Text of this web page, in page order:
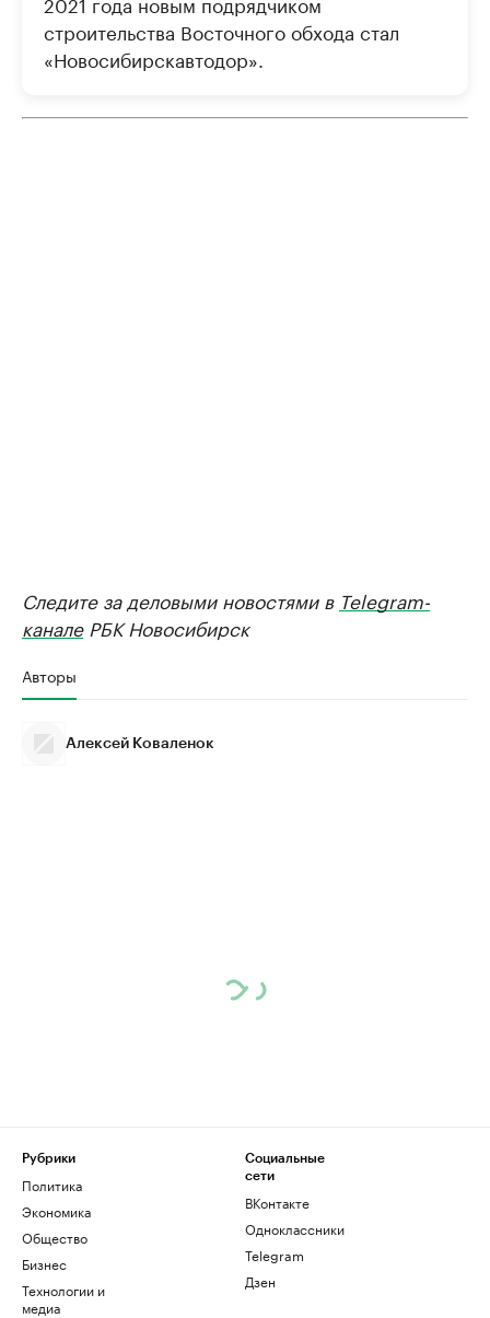
строительства Восточного обхода стал
«Новосибирскавтодор».
Следите за деловыми новостями в Telegram-
каналеРБК Новосибирск
Авторы
Алексей Коваленок
Рубрики
Политика
Экономика
Общество
Бизнес
Технологии и
медиа
Социальные
сети
ВКонтакте
Одноклассники
Telegram
Дзен